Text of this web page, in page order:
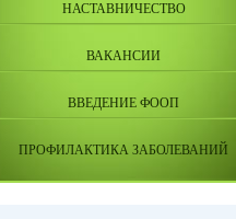
НАСТАВНИЧЕСТВО
ВАКАНСИИ
ВВЕДЕНИЕ ФООП
ПРОФИЛАКТИКА ЗАБОЛЕВАНИЙ